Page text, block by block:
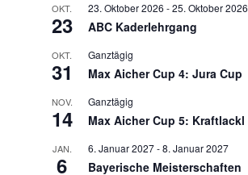
OKT.
23
23. Oktober 2026 -25. Oktober 2026
ABC Kaderlehrgang
OKT.
31
Ganztägig
Max Aicher Cup 4: Jura Cup
NOV.
14
Ganztägig
Max Aicher Cup 5: Kraftlackl
JAN.
6
6. Januar 2027-8. Januar 2027
Bayerische Meisterschaften